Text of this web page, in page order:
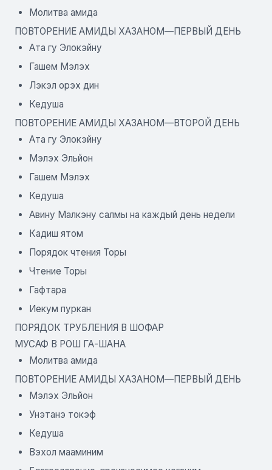
Молитва амида
ПОВТОРЕНИЕ АМИДЫ ХАЗАНОМ—ПЕРВЫЙ ДЕНЬ
Ата гу Элокэйну
Гашем Мэлэх
Лэкэл орэх дин
Кедуша
ПОВТОРЕНИЕ АМИДЫ ХАЗАНОМ—ВТОРОЙ ДЕНЬ
Ата гу Элокэйну
Мэлэх Эльйон
Гашем Мэлэх
Кедуша
Авину Малкэну салмы на каждый день недели
Кадиш ятом
Порядок чтения Торы
Чтение Торы
Гафтара
Иекум пуркан
ПОРЯДОК ТРУБЛЕНИЯ В ШОФАР
МУСАФ В РОШ ГА-ШАНА
Молитва амида
ПОВТОРЕНИЕ АМИДЫ ХАЗАНОМ—ПЕРВЫЙ ДЕНЬ
Мэлэх Эльйон
Унэтанэ токэф
Кедуша
Вэхол мааминим